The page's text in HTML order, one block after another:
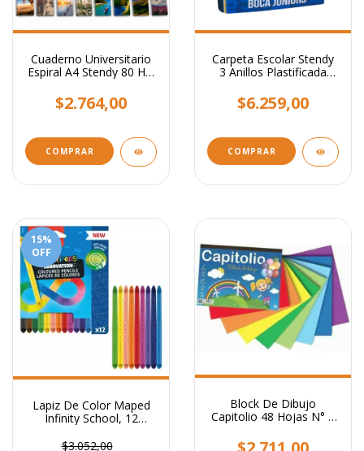
Cuaderno Universitario
Espiral A4 Stendy 80 Hjs
Surtidos
$2.764,00
COMPRAR
Carpeta Escolar Stendy
3 Anillos Plastificada
$6.259,00
COMPRAR
15%
OFF
Lapiz De Color Maped
Infinity School, 12
$3.052,00
Block De Dibujo
Capitolio 48 Hojas N° 5